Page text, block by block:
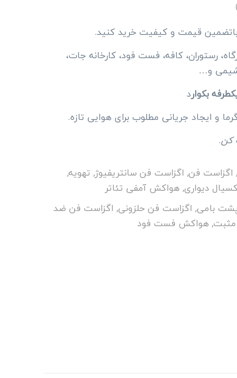
قیمت و کیفیت خرید کنید.
رستوران، کافه، فست فود، کارخانه جات،
و…
بکوارد
و ایجاد جریانی مطلوب برای هوایی تازه.
کن.
, اگزاست فن, اگزاست فن سانتریفیوژ, تهویه,
دیواری,هواکش آمفی تئاتر
بامی, اگزاست فن حلزونی, اگزاست فن ضد
,هواکش فست فود